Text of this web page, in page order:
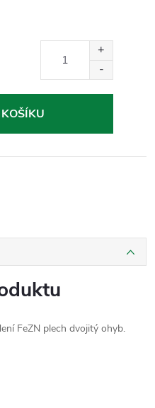
FeZN plech dvojitý ohyb.